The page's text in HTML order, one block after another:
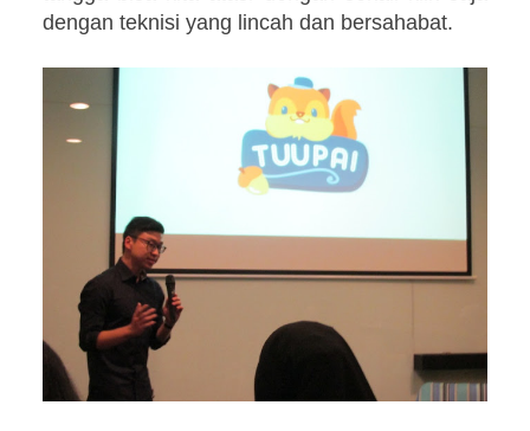
dengan teknisi yang lincah dan bersahabat.